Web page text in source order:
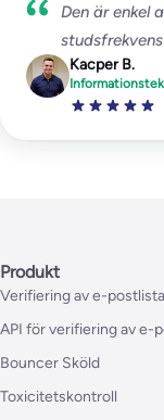
Den är enkel
Kacper B.
Produkt
Verifiering av e-postlista
API för verifiering av e-
Bouncer Sköld
Toxicitetskontroll